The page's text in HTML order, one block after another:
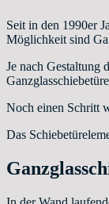
Seit in den 1990er
Möglichkeit sind
Je nach Gestaltung
Noch einen Schritt
Das